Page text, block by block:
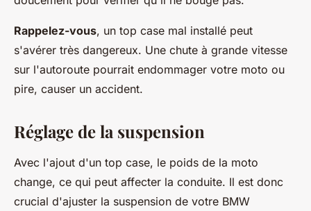
Rappelez-vous, un top case mal installé peut
s'avérer très dangereux. Une chute à grande vitesse
sur l'autoroute pourrait endommager votre moto ou
pire, causer un accident.
Réglage de la suspension
Avec l'ajout d'un top case, le poids de la moto
change, ce qui peut affecter la conduite. Il est donc
crucial d'ajuster la suspension de votre BMW